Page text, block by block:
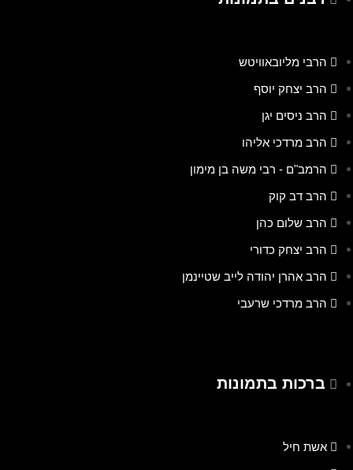
הרבי מליובאוויטש
הרב יצחק יוסף
הרב ניסים יגן
הרב מרדכי אליהו
הרמב"ם - רבי משה בן מימון
הרב דב קוק
הרב שלום כהן
הרב יצחק כדורי
הרב אהרן יהודה לייב שטיינמן
הרב מרדכי שרעבי
ברכות בתמונות
אשת חיל